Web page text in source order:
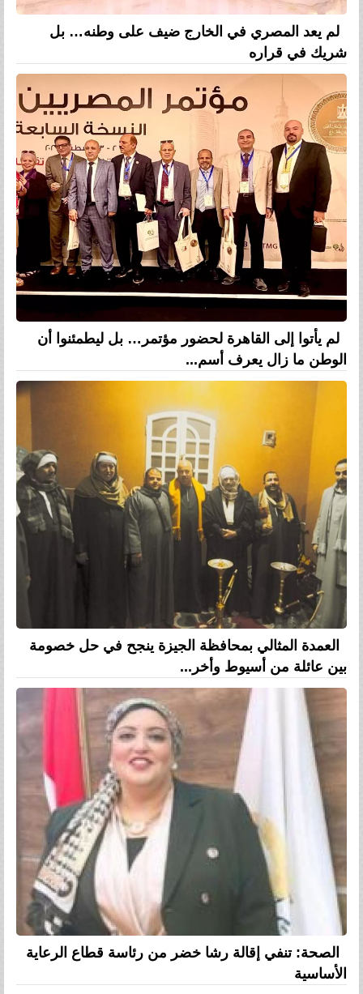
لم يعد المصري في الخارج ضيف على وطنه… بل
شريك في قراره
لم يأتوا إلى القاهرة لحضور مؤتمر… بل ليطمئنوا أن
الوطن ما زال يعرف أسم...
العمدة المثالي بمحافظة الجيزة ينجح في حل خصومة
بين عائلة من أسيوط وأخر...
الصحة: تنفي إقالة رشا خضر من رئاسة قطاع الرعاية
الأساسية